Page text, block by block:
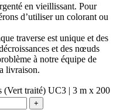
en vieillissant. Pour
d’utiliser un colorant ou
traverse est unique et des
et des nœuds
à notre équipe de
livraison.
(Vert traité) UC3 | 3 m x 200